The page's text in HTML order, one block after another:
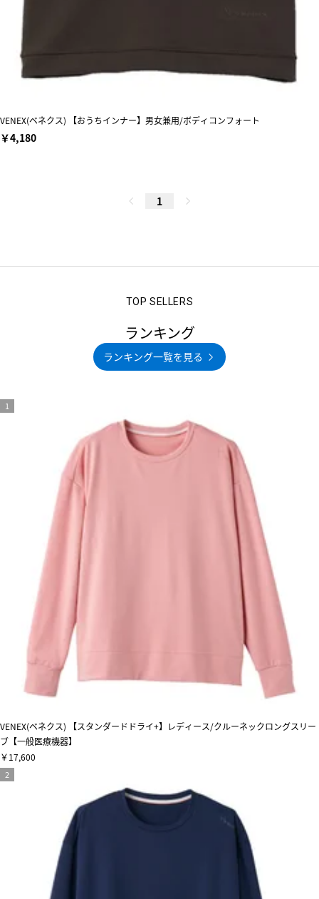
VENEX(ベネクス) 【おうちインナー】男女兼用/ボディコンフォート
￥4,180
1
ランキング
ランキング一覧を見る
VENEX(ベネクス) 【スタンダードドライ+】レディース/クルーネックロングスリー
ブ【一般医療機器】
￥17,600